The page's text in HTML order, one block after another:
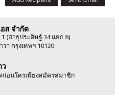
ส จำกัด
(สาธุประดิษฐ์ 34 แยก 6)
า กรุงเทพฯ 10120
อนใครเพียงสมัครสมาชิก